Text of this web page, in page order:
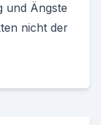
und Ängste
nicht der